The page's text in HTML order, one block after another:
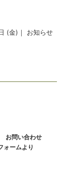
(金)｜ お知らせ
お問い合わせ
ォームより